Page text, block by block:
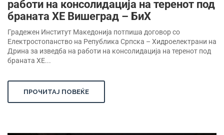
работи на консолидација на теренот под
браната ХЕ Вишеград – БиХ
Градежен Институт Македонија потпиша договор со
Електростопанство на Република Српска – Хидроелектрани на
Дрина за изведба на работи на консолидација на теренот под
браната ХЕ...
ПРОЧИТАЈ ПОВЕЌЕ